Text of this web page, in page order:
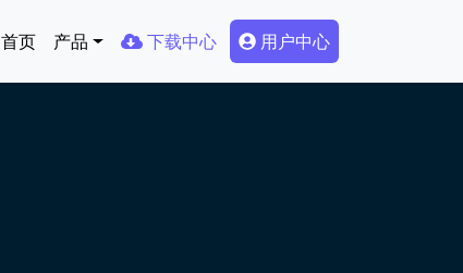
Main navigation
首页 产品 下载中心 Secondary Menu
用户中心